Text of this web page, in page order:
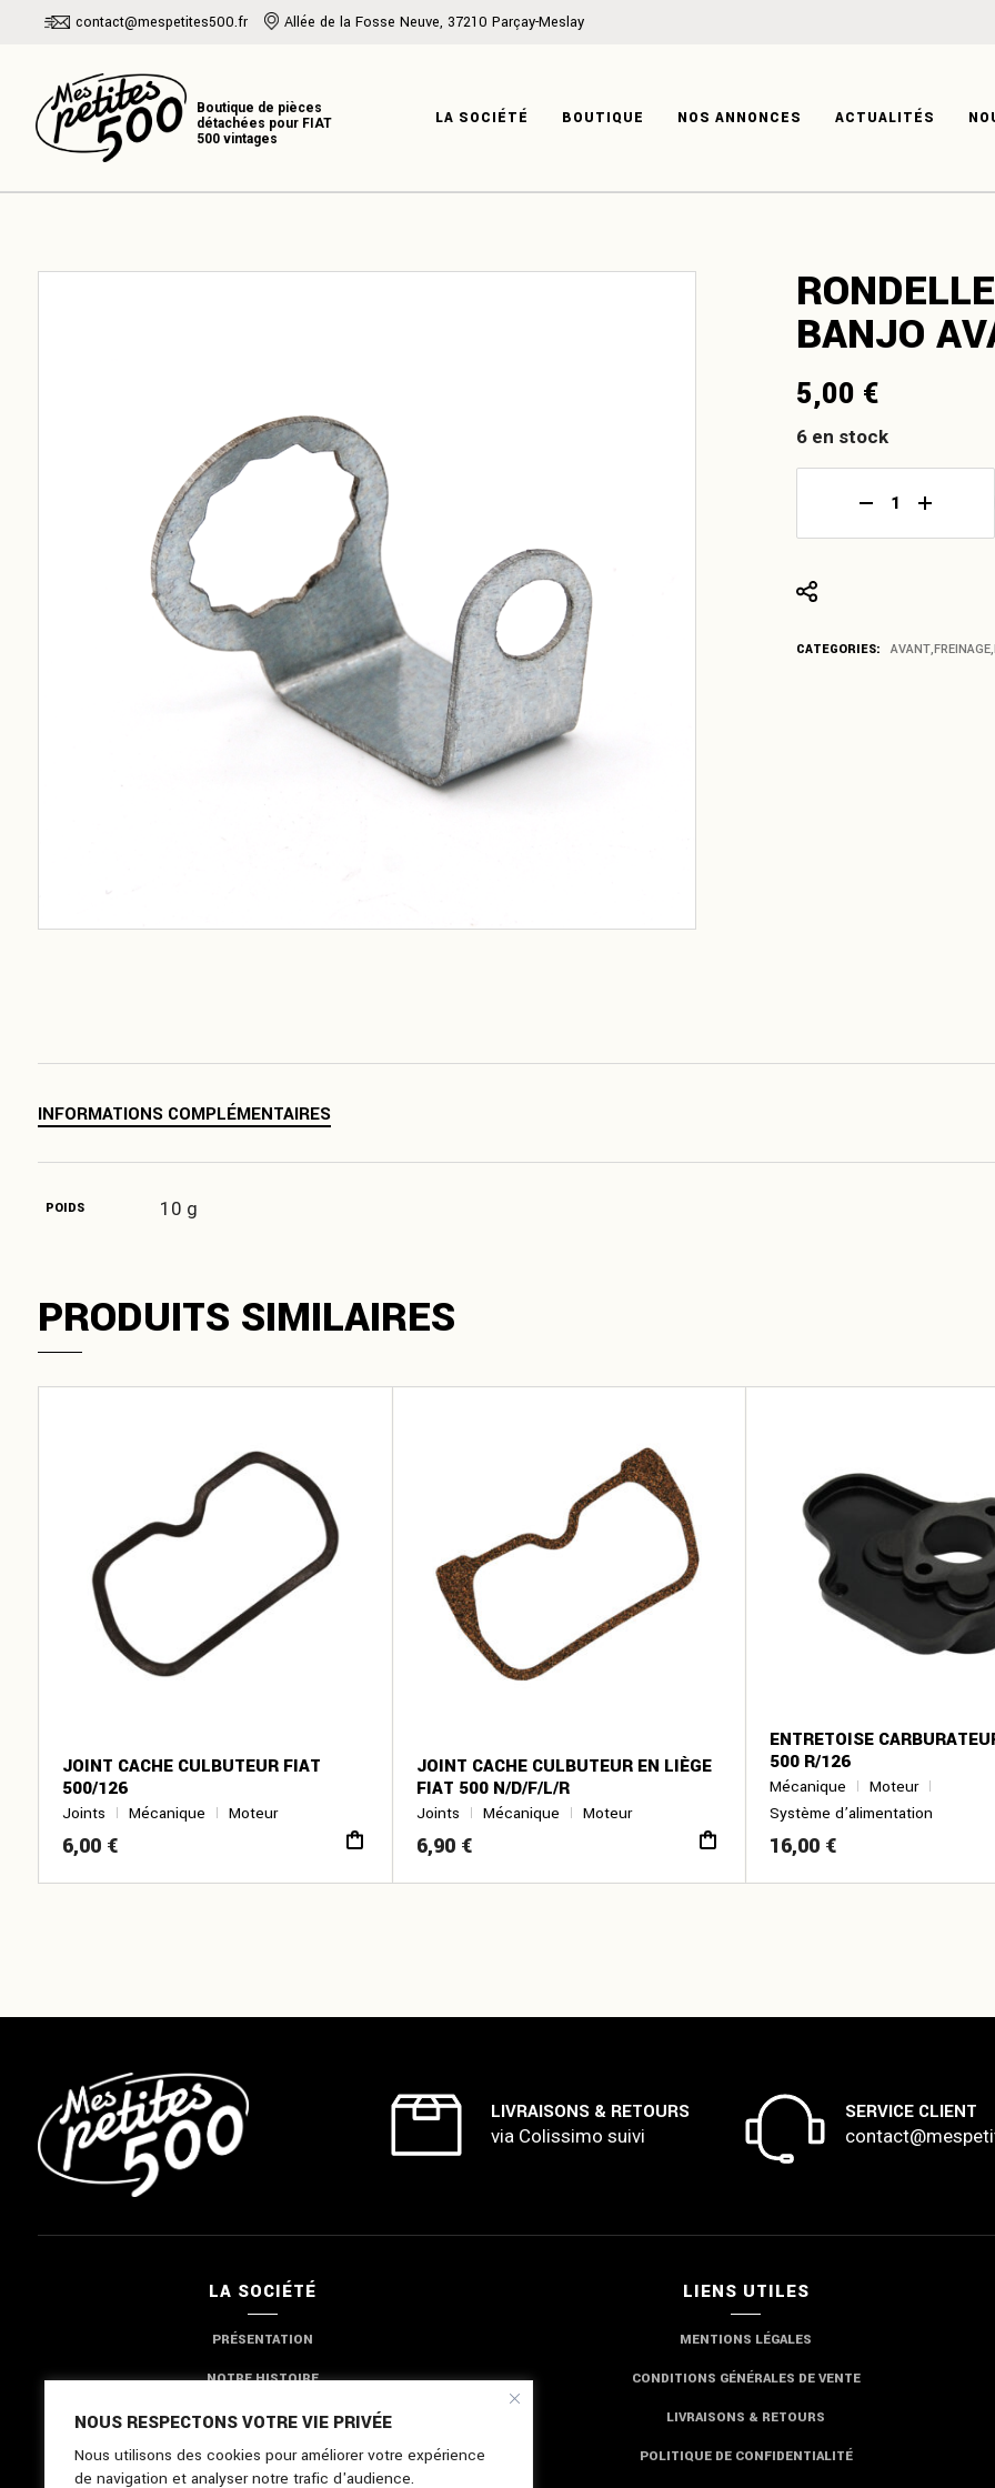
NOUS RESPECTONS VOTRE VIE PRIVÉE
Nous utilisons des cookies pour améliorer votre expérience
de navigation et analyser notre trafic d'audience.
contact@mespetites500.fr Allée de la Fosse Neuve, 37210 Parçay-Meslay
LA SOCIÉTÉ BOUTIQUE NOS ANNONCES ACTUALITÉS
NOTRE EXPERTISE
HABITACLE
BANJO
5,00 €
6 en stock
Rondelle d'arrêt
CATEGORIES: AVANT,FREINAGE,
INFORMATIONS COMPLÉMENTAIRES
POIDS 10 g
PRODUITS SIMILAIRES
JOINT CACHE CULBUTEUR FIAT
500/126
Joints Mécanique Moteur
6,00 €
JOINT CACHE CULBUTEUR EN LIÈGE
FIAT 500 N/D/F/L/R
Joints Mécanique Moteur
6,90 €
ENTRETOISE
500 R/126
Mécanique
Moteur
Système d’alimentation
16,00 €
LIVRAISONS & RETOURS
via Colissimo suivi
SERVICE CLIENT
LA SOCIÉTÉ
PRÉSENTATION
NOTRE HISTOIRE
NOTRE EXPERTISE
NOUS CONTACTER
LIENS UTILES
MENTIONS LÉGALES
CONDITIONS GÉNÉRALES DE VENTE
LIVRAISONS & RETOURS
POLITIQUE DE CONFIDENTIALITÉ